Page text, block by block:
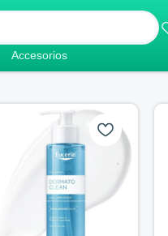
Accesorios